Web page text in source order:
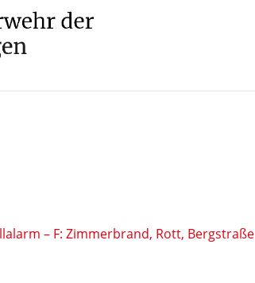
– F: Zimmerbrand, Rott, Bergstraße